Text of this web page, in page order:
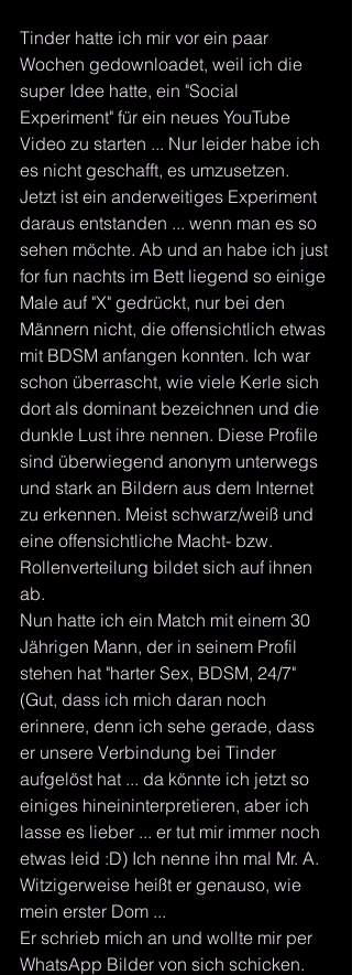
Tinder hatte ich mir vor ein paar
Wochen gedownloadet, weil ich die
super Idee hatte, ein "Social
Experiment" für ein neues YouTube
Video zu starten ... Nur leider habe ich
es nicht geschafft, es umzusetzen.
Jetzt ist ein anderweitiges Experiment
daraus entstanden ... wenn man es so
sehen möchte. Ab und an habe ich just
for fun nachts im Bett liegend so einige
Male auf "X" gedrückt, nur bei den
Männern nicht, die offensichtlich etwas
mit BDSM anfangen konnten. Ich war
schon überrascht, wie viele Kerle sich
dort als dominant bezeichnen und die
dunkle Lust ihre nennen. Diese Profile
sind überwiegend anonym unterwegs
und stark an Bildern aus dem Internet
zu erkennen. Meist schwarz/weiß und
eine offensichtliche Macht- bzw.
Rollenverteilung bildet sich auf ihnen
ab.
Nun hatte ich ein Match mit einem 30
Jährigen Mann, der in seinem Profil
stehen hat "harter Sex, BDSM, 24/7"
(Gut, dass ich mich daran noch
erinnere, denn ich sehe gerade, dass
er unsere Verbindung bei Tinder
aufgelöst hat ... da könnte ich jetzt so
einiges hineininterpretieren, aber ich
lasse es lieber ... er tut mir immer noch
etwas leid :D) Ich nenne ihn mal Mr. A.
Witzigerweise heißt er genauso, wie
mein erster Dom ...
Er schrieb mich an und wollte mir per
WhatsApp Bilder von sich schicken.